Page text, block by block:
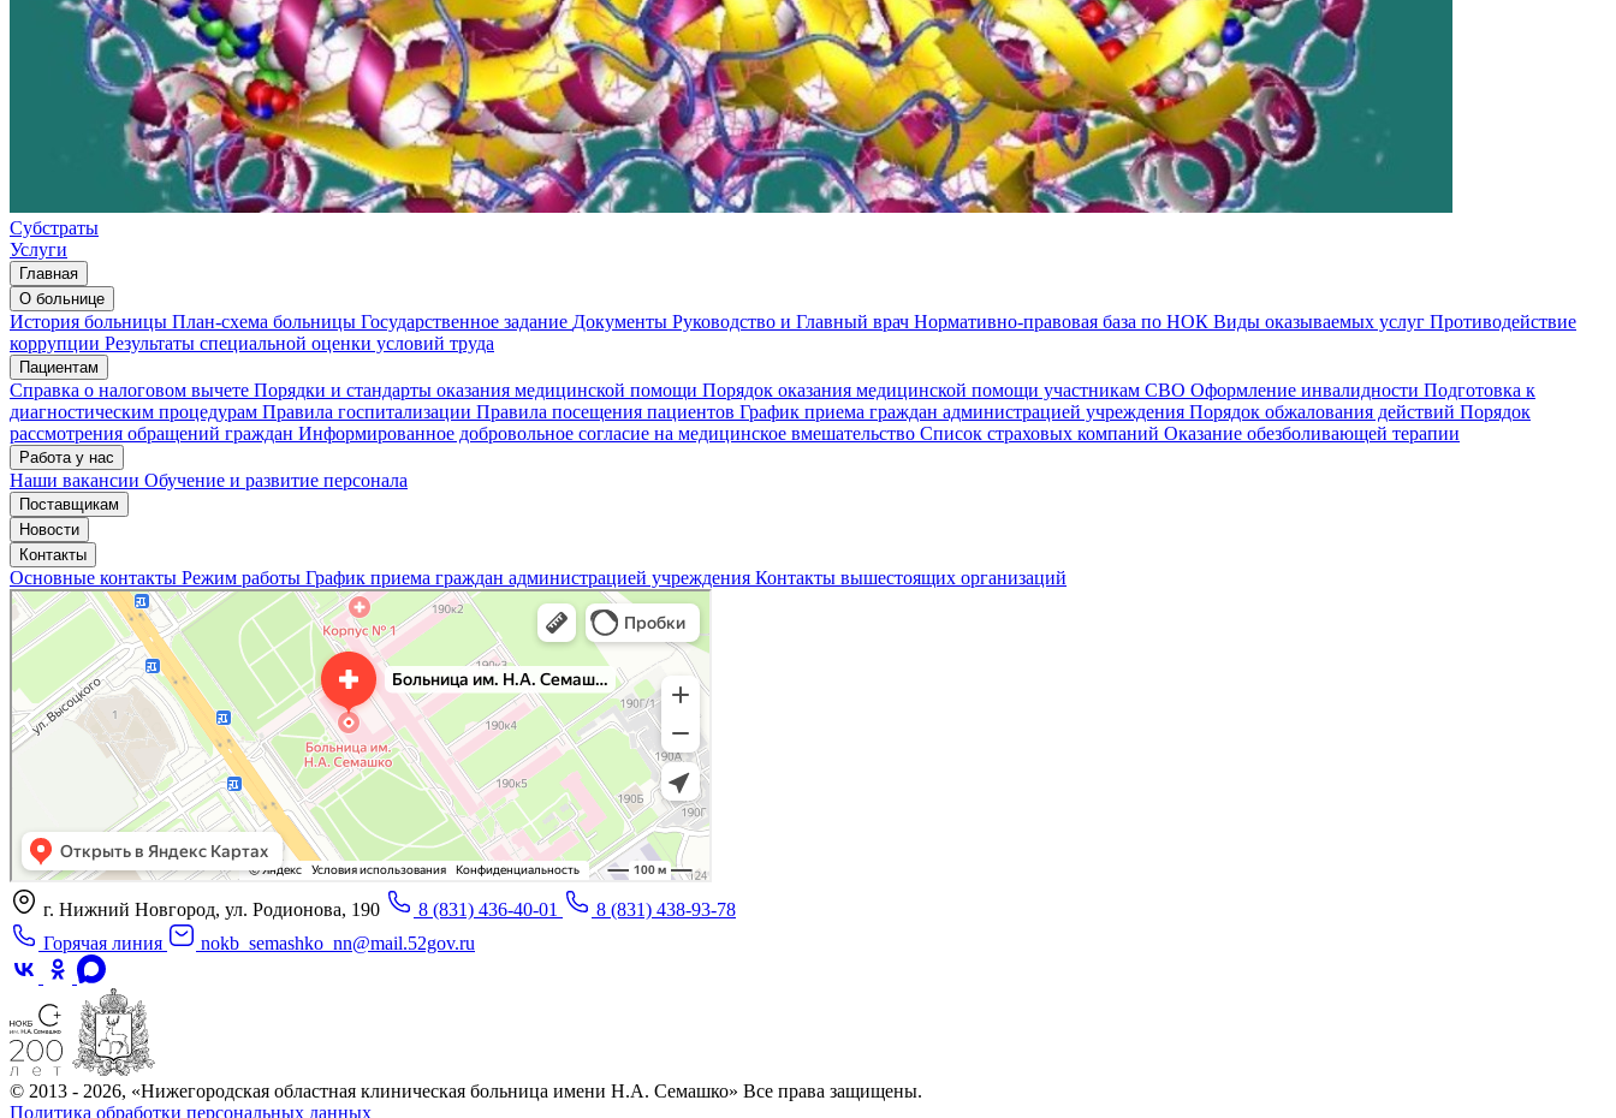
Субстраты
Услуги
Главная
О больнице
История больницы План-схема больницы Государственное задание Документы Руководство и Главный врач Нормативно-правовая база по НОК Виды оказываемых услуг Противодействие
коррупции Результаты специальной оценки условий труда
Пациентам
Справка о налоговом вычете Порядки и стандарты оказания медицинской помощи Порядок оказания медицинской помощи участникам СВО Оформление инвалидности Подготовка к
диагностическим процедурам Правила госпитализации Правила посещения пациентов График приема граждан администрацией учреждения Порядок обжалования действий Порядок
рассмотрения обращений граждан Информированное добровольное согласие на медицинское вмешательство Список страховых компаний Оказание обезболивающей терапии
Работа у нас
Наши вакансии Обучение и развитие персонала
Поставщикам
Новости
Контакты
Основные контакты Режим работы График приема граждан администрацией учреждения Контакты вышестоящих организаций
«Нижегородская областная клиническая больница имени Н.А. Семашко»
Отделение больницы, госпиталя в Нижнем Новгороде
Больница для взрослых в Нижнем Новгороде
г. Нижний Новгород, ул. Родионова, 190 8 (831) 436-40-01
8 (831) 438-93-78
Горячая линия
nokb_semashko_nn@mail.52gov.ru
© 2013 - 2026, «Нижегородская областная клиническая больница имени Н.А. Семашко» Все права защищены.
Политика обработки персональных данных